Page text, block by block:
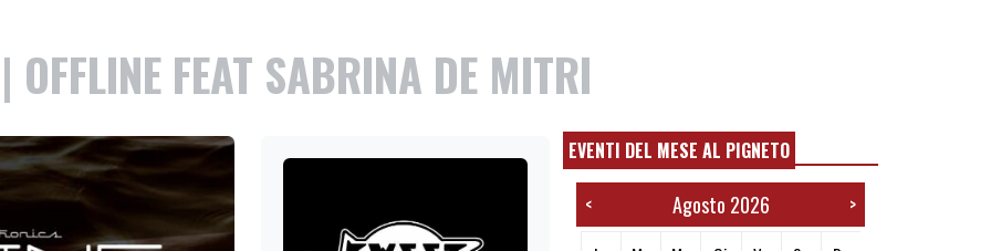
FEAT SABRINA DE MITRI
EVENTI DEL MESE AL PIGNETO
< Agosto 2026 >